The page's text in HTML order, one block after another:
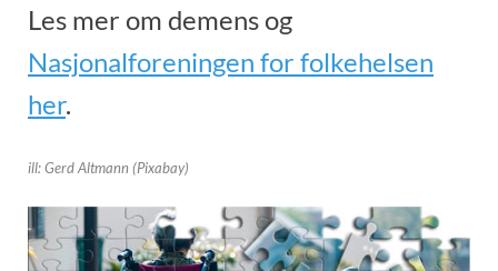
Les mer om demens og
Nasjonalforeningen for folkehelsen
her.
ill: Gerd Altmann (Pixabay)